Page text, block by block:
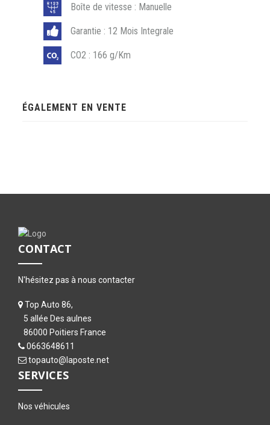
Boîte de vitesse : Manuelle
Garantie : 12 Mois Integrale
CO2 : 166 g/Km
ÉGALEMENT EN VENTE
CONTACT
N'hésitez pas à nous contacter
Top Auto 86,
5 allée Des aulnes
86000 Poitiers France
0663648611
topauto@laposte.net
SERVICES
Nos véhicules